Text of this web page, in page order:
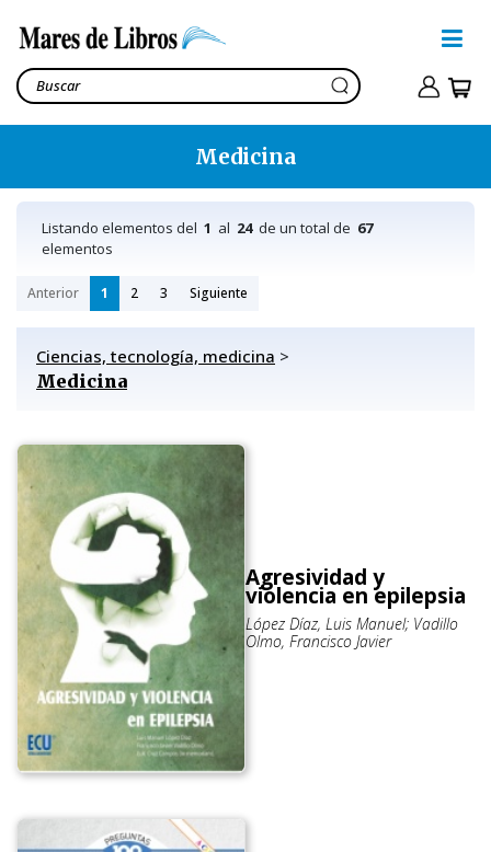
Medicina
Listando elementos del 1 al 24de un total de 67
elementos
Anterior 1 2 3 Siguiente
Ciencias, tecnología, medicina >
Medicina
Agresividad y
violencia en epilepsia
López Díaz, Luis Manuel; Vadillo
Olmo, Francisco Javier